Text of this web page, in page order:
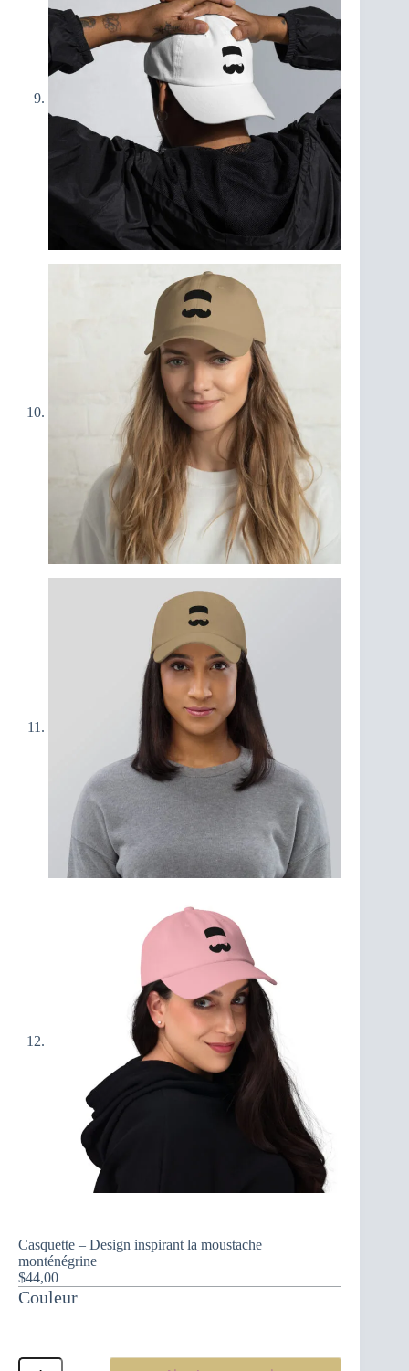
Casquette – Design inspirant la moustache
monténégrine
$44,00
Couleur
quantité